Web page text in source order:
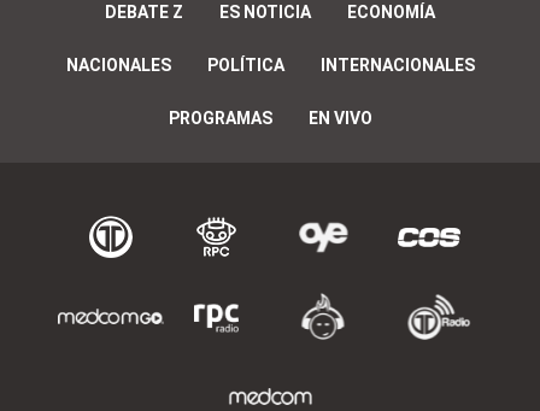
DEBATE Z ES NOTICIA ECONOMÍA
NACIONALES POLÍTICA INTERNACIONALES
PROGRAMAS EN VIVO